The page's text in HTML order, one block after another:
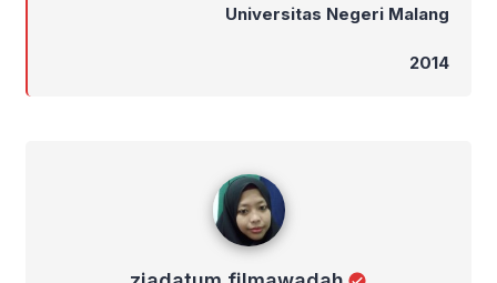
Universitas Negeri Malang
2014